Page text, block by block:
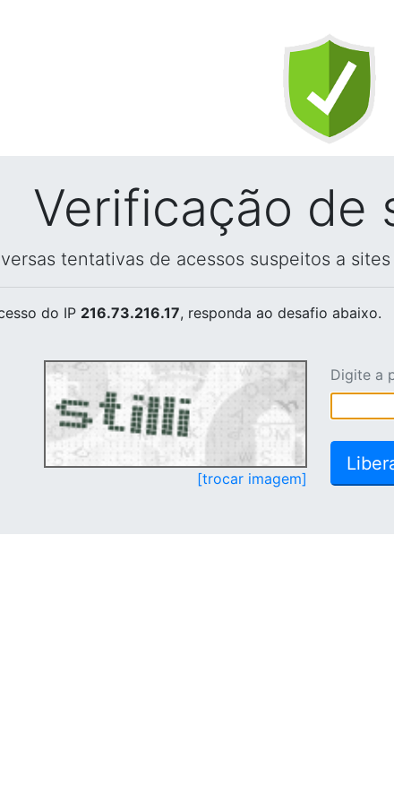
Verificação de
tentativas de acessos suspeitos a
do IP 216.73.216.17, responda ao desafio abaixo.
[trocar imagem]
Digite a